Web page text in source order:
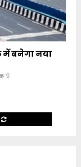
में बनेगा नया
9